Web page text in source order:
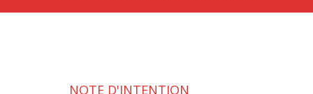
NOTE D'INTENTION